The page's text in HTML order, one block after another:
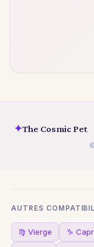
✦The Cosmic Pet
AUTRES
♍ Vierge ♑